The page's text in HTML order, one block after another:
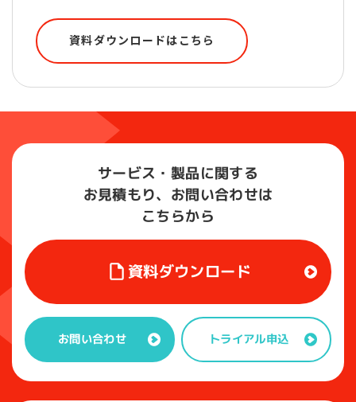
資料ダウンロードはこちら
サービス・製品に関する
お見積もり、お問い合わせは
こちらから
資料ダウンロード
お問い合わせ トライアル申込